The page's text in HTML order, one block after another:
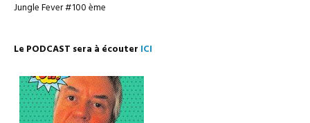
Jungle Fever #100 ème
Le PODCAST sera à écouter ICI